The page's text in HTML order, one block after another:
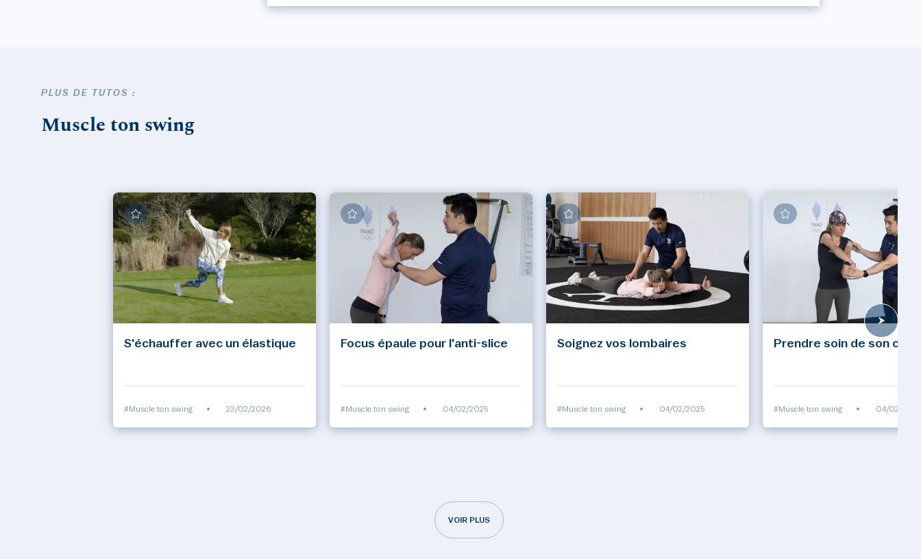
PLUS DE TUTOS :
Muscle ton swing
S'échauffer avec un élastique
#Muscle ton swing • 23/02/2026
Focus épaule pour l'anti-slice
#Muscle ton swing • 04/02/2025
Soignez vos lombaires
#Muscle ton swing • 04/02/2025
Prendre soin de son
#Muscle ton swing • 04/02/2025
VOIR PLUS